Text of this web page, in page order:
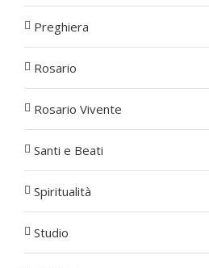
Preghiera
Rosario
Rosario Vivente
Santi e Beati
Spiritualità
Studio